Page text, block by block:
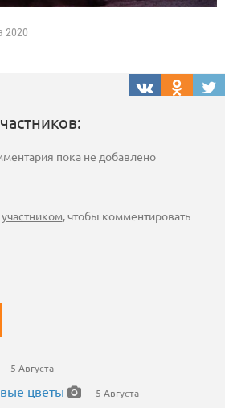
2020
пока не добавлено
участником, чтобы комментировать
5 Августа
цветы
— 5 Августа